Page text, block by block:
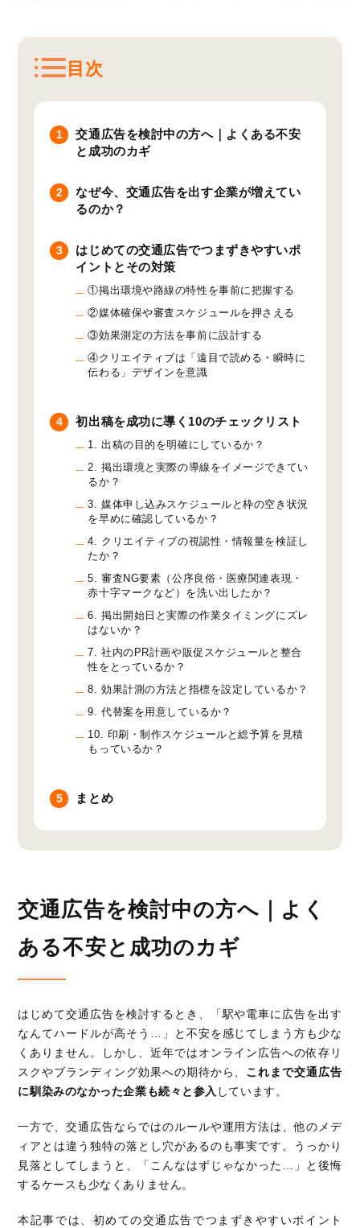
目次
1
交通広告を検討中の方へ｜よくある不安
と成功のカギ
2
なぜ今、交通広告を出す企業が増えてい
るのか？
3
はじめての交通広告でつまずきやすいポ
イントとその対策
①掲出環境や路線の特性を事前に把握する
②媒体確保や審査スケジュールを押さえる
③効果測定の方法を事前に設計する
④クリエイティブは「遠目で読める・瞬時に
伝わる」デザインを意識
4 初出稿を成功に導く10のチェックリスト
1. 出稿の目的を明確にしているか？
2. 掲出環境と実際の導線をイメージできてい
るか？
3. 媒体申し込みスケジュールと枠の空き状況
を早めに確認しているか？
4. クリエイティブの視認性・情報量を検証し
たか？
5. 審査NG要素（公序良俗・医療関連表現・
赤十字マークなど）を洗い出したか？
6. 掲出開始日と実際の作業タイミングにズレ
はないか？
7. 社内のPR計画や販促スケジュールと整合
性をとっているか？
8. 効果計測の方法と指標を設定しているか？
9. 代替案を用意しているか？
10. 印刷・制作スケジュールと総予算を見積
もっているか？
5 まとめ
交通広告を検討中の方へ｜よく
ある不安と成功のカギ
はじめて交通広告を検討するとき、「駅や電車に広告を出す
なんてハードルが高そう…」と不安を感じてしまう方も少な
くありません。しかし、近年ではオンライン広告への依存リ
スクやブランディング効果への期待から、 これまで交通広告
に馴染みのなかった企業も続々と参入 しています。
一方で、交通広告ならではのルールや運用方法は、他のメデ
ィアとは違う独特の落とし穴があるのも事実です。うっかり
見落としてしまうと、「こんなはずじゃなかった…」と後悔
するケースも少なくありません。
本記事では、初めての交通広告でつまずきやすいポイント